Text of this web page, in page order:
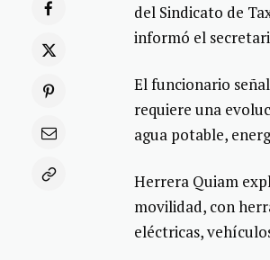
del Sindicato de
informó el
El funcionario
requiere una
agua potable,
Herrera Quiam
movilidad, con
eléctricas,